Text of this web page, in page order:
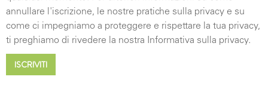
679/2016).. Ai sensi del medesimo articolo si ha il
diritto di chiedere la cancellazione, la trasformazione in
forma anonima o il blocco dei dati trattati in violazione
legittimi, al loro trattamento. Le richieste vanno rivolte
ad MGA Group- Via Ca' Nova Zampieri 4- 37137 San
annullare l'iscrizione, le nostre pratiche sulla privacy e su
come ci impegniamo a proteggere e rispettare la tua privacy,
ti preghiamo di rivedere la nostra Informativa sulla privacy.